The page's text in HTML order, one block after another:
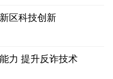
区科技创新
力 提升反诈技术